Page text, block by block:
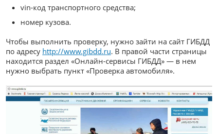
vin-код транспортного средства;
номер кузова.
Чтобы выполнить проверку, нужно зайти на сайт ГИБДД
по адресу http://www.gibdd.ru. В правой части страницы
находится раздел «Онлайн-сервисы ГИБДД» — в нем
нужно выбрать пункт «Проверка автомобиля».